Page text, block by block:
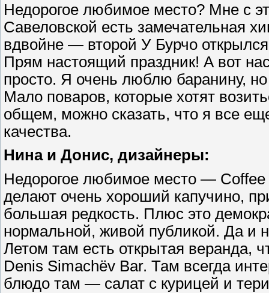
Недорогое любимое место? Мне с
Савеловской есть замечательная
вдвойне — второй У Бурчо
Прям настоящий праздник! А вот
просто. Я очень люблю баранину,
Мало поваров, которые хотят
общем, можно сказать, что я все
качества.
Нина и Донис, дизайнеры:
Недорогое любимое место —
делают очень хороший капучино,
большая редкость. Плюс это
нормальной, живой публикой. Да и
Летом там есть открытая веранда,
Denis Simachёv Bar. Там всегда
блюдо там — салат с курицей и